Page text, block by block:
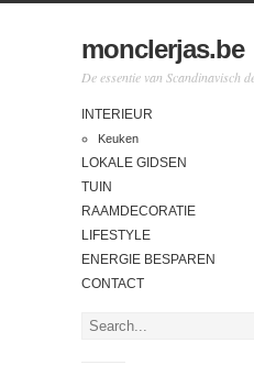
monclerjas.be
De essentie van Scandinavisch
INTERIEUR
Keuken
LOKALE GIDSEN
TUIN
RAAMDECORATIE
LIFESTYLE
ENERGIE BESPAREN
CONTACT